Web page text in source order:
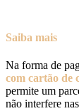
Saiba mais
Na forma de
com cartão de
permite um
não interfere